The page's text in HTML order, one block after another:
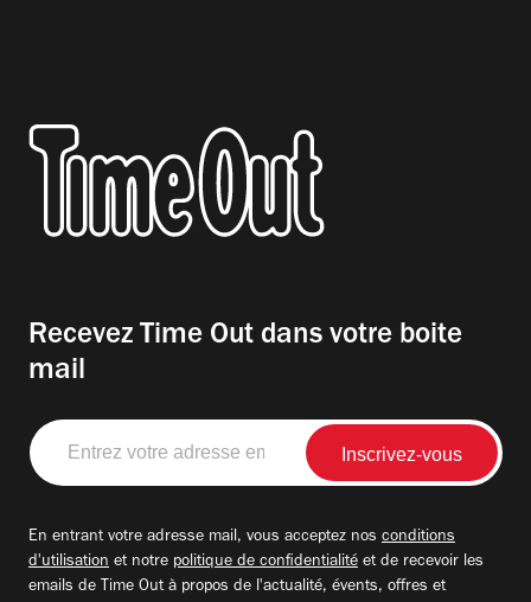
Recevez Time Out dans votre boite
mail
Entrez
votre
adresse
En entrant votre adresse mail, vous acceptez nos conditions
d'utilisation et notre politique de confidentialité et de recevoir les
emails de Time Out à propos de l'actualité, évents, offres et